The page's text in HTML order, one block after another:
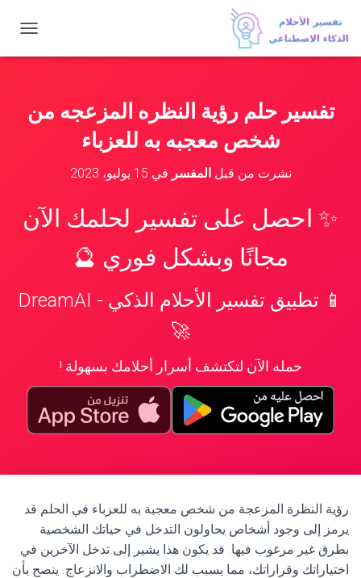
ب
اتفسير حلم رؤية النظره المزعجه من
شخص معجبه به للعزباء
نشرت من قبلالمفسر في 15 يوليو، 2023
✨ احصل على تفسير لحلمك الآن
مجانًا وبشكل فوري 🔮
📱 تطبيق تفسير الأحلام الذكي - DreamAI
🚀
حمله الآن لتكتشف أسرار أحلامك بسهولة !
رؤية النظرة المزعجة من شخص معجبة به للعزباء في الحلم قد
يرمز إلى وجود أشخاص يحاولون التدخل في حياتك الشخصية
بطرق غير مرغوب فيها. قد يكون هذا يشير إلى تدخل الآخرين في
اختياراتك وقراراتك، مما يسبب لك الاضطراب والانزعاج. ينصح بأن